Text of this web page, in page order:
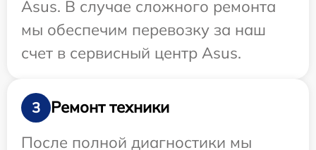
Asus. В случае сложного ремонта
мы обеспечим перевозку за наш
счет в сервисный центр Asus.
3
Ремонт техники
После полной диагностики мы